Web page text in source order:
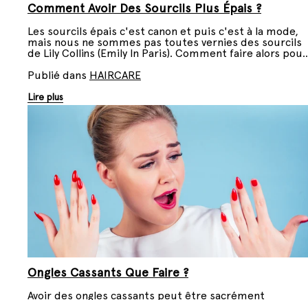
Comment Avoir Des Sourcils Plus Épais ?
Les sourcils épais c'est canon et puis c'est à la mode,
mais nous ne sommes pas toutes vernies des sourcils
de Lily Collins (Emily In Paris). Comment faire alors pour
Publié dans HAIRCARE
Lire plus
Ongles Cassants Que Faire ?
Avoir des ongles cassants peut être sacrément